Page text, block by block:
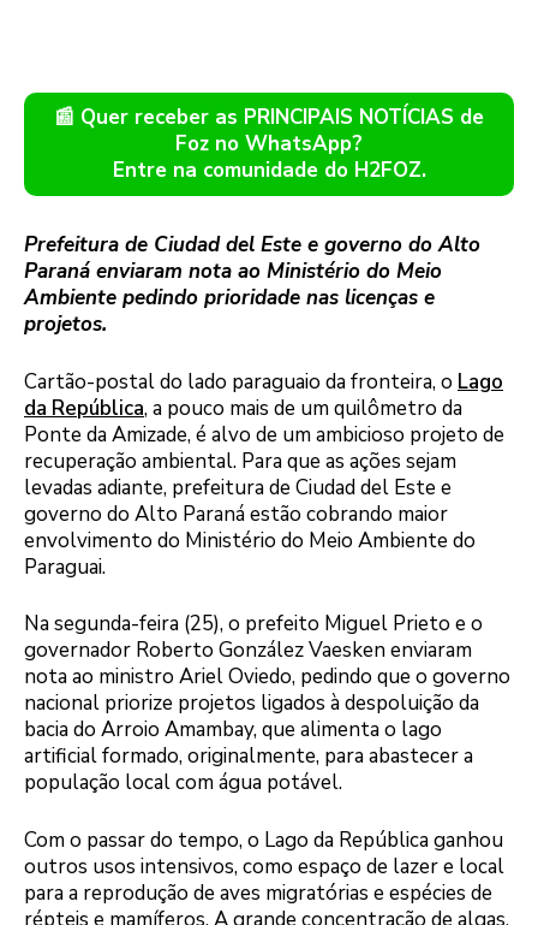
📰 Quer receber as PRINCIPAIS NOTÍCIAS de
Foz no WhatsApp?
Entre na comunidade do H2FOZ.
Prefeitura de Ciudad del Este e governo do Alto
Paraná enviaram nota ao Ministério do Meio
Ambiente pedindo prioridade nas licenças e
projetos.
Cartão-postal do lado paraguaio da fronteira, o Lago
da República, a pouco mais de um quilômetro da
Ponte da Amizade, é alvo de um ambicioso projeto de
recuperação ambiental. Para que as ações sejam
levadas adiante, prefeitura de Ciudad del Este e
governo do Alto Paraná estão cobrando maior
envolvimento do Ministério do Meio Ambiente do
Paraguai.
Na segunda-feira (25), o prefeito Miguel Prieto e o
governador Roberto González Vaesken enviaram
nota ao ministro Ariel Oviedo, pedindo que o governo
nacional priorize projetos ligados à despoluição da
bacia do Arroio Amambay, que alimenta o lago
artificial formado, originalmente, para abastecer a
população local com água potável.
Com o passar do tempo, o Lago da República ganhou
outros usos intensivos, como espaço de lazer e local
para a reprodução de aves migratórias e espécies de